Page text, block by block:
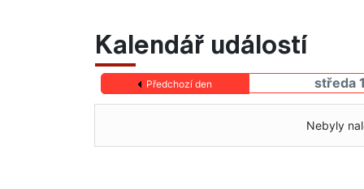
Kalendář událostí
Předchozí den středa
Nebyly